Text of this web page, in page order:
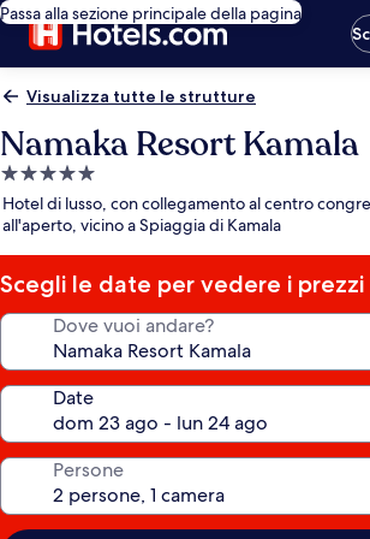
Passa alla sezione principale della pagina
Visualizza tutte le strutture
Namaka Resort Kamala
Struttura
a
5.0
stelle
Hotel di lusso, con collegamento al centro
all'aperto, vicino a Spiaggia di Kamala
Scegli le date per vedere i prezzi
Dove vuoi andare?
Date
Persone